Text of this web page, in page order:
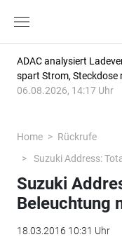
ADAC analysiert
spart Strom, Steckdose
06.08.2026, 14:17 Uhr
Home
Rückrufe
Suzuki Address:
Suzuki
Beleuchtung
18.03.2016 10:31 Uhr